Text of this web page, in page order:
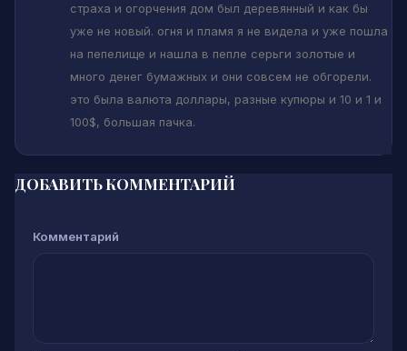
страха и огорчения дом был деревянный и как бы
уже не новый. огня и пламя я не видела и уже пошла
на пепелище и нашла в пепле серьги золотые и
много денег бумажных и они совсем не обгорели.
это была валюта доллары, разные купюры и 10 и 1 и
100$, большая пачка.
ДОБАВИТЬ КОММЕНТАРИЙ
Комментарий